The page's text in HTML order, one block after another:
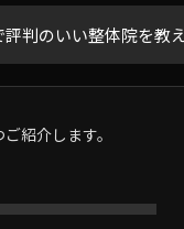
評判のいい整体院を教
紹介します。